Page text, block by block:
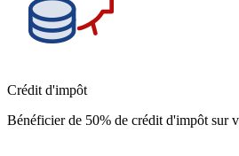
Crédit d'impôt
Bénéficier de 50% de crédit d'impôt sur